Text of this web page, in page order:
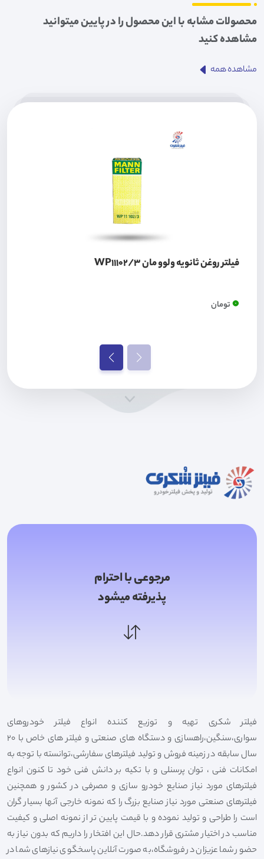
محصولات مشابه با این محصول را در پایین میتوانید
مشاهده کنید
مشاهده همه
فیلتر روغن ثانویه ولوو مان WP11102/3
0تومان
مرجوعی با احترام
پذیرفته میشود
فیلتر شکری تهیه و توزیع کننده انواع فیلتر خودروهای
سواری،سنگین،راهسازی و دستگاه های صنعتی و فیلتر های خاص با 20
سال سابقه در زمینه فروش و تولید فیلترهای سفارشی،توانسته با توجه به
امکانات فنی ، توان پرسنلی و با تکیه بر دانش فنی خود تا کنون انواع
فیلترهای مورد نیاز صنایع خودرو سازی و مصرفی در کشور و همچنین
فیلترهای صنعتی مورد نیاز صنایع بزرگ را که نمونه خارجی آنها بسیار گران
است را طراحی و تولید نموده و با قیمت پایین تر از نمونه اصلی و کیفیت
مناسب در اختیار مشتری قرار دهد.حال این افتخار را داریم که بدون نیاز به
حضور شما عزیزان در فروشگاه،به صورت آنلاین پاسخگوی نیازهای شما در